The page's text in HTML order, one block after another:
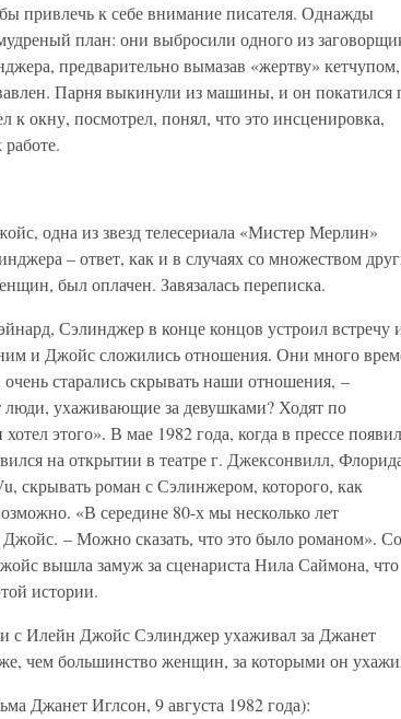
привлечь к себе внимание писателя. Однажды
план: они выбросили одного из
предварительно вымазав «жертву» кетчупом,
Парня выкинули из машины, и он покатился
к окну, посмотрел, понял, что это инсценировка,
одна из звезд телесериала «Мистер Мерлин»
– ответ, как и в случаях со множеством
был оплачен. Завязалась переписка.
Сэлинджер в конце концов устроил встречу
и Джойс сложились отношения. Они много
старались скрывать наши отношения, –
люди, ухаживающие за девушками? Ходят по
этого». В мае 1982 года, когда в прессе
на открытии в театре г. Джексонвилл,
скрывать роман с Сэлинжером, которого, как
«В середине 80-х мы несколько лет
– Можно сказать, что это было романом». Со
вышла замуж за сценариста Нила Саймона, что
истории.
с Илейн Джойс Сэлинджер ухаживал за Джанет
чем большинство женщин, за которыми он
Джанет Иглсон, 9 августа 1982 года):